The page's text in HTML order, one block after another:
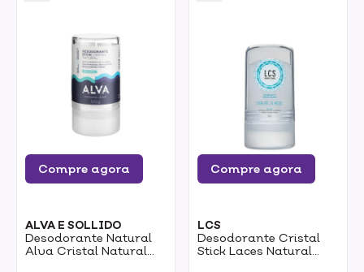
Compre agora
ALVA E SOLLIDO
Desodorante Natural
Alva Cristal Natural
Compre agora
LCS
Desodorante Cristal
Stick Laces Natural